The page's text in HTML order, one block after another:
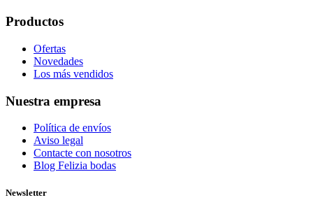
Productos
Ofertas
Novedades
Los más vendidos
Nuestra empresa
Política de envíos
Aviso legal
Contacte con nosotros
Blog Felizia bodas
Newsletter